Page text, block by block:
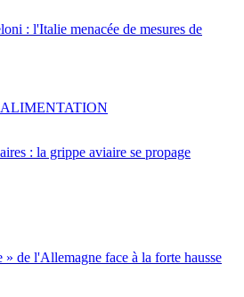
: l'Italie menacée de mesures de
: la grippe aviaire se propage
» de l'Allemagne face à la forte hausse